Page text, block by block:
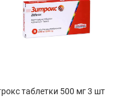
таблетки 500 мг 3 шт